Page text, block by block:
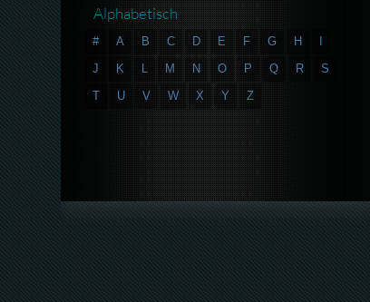
Alphabetisch
# A B C D E F G H
J
K L M N O P Q R
S
T
U V W X Y Z